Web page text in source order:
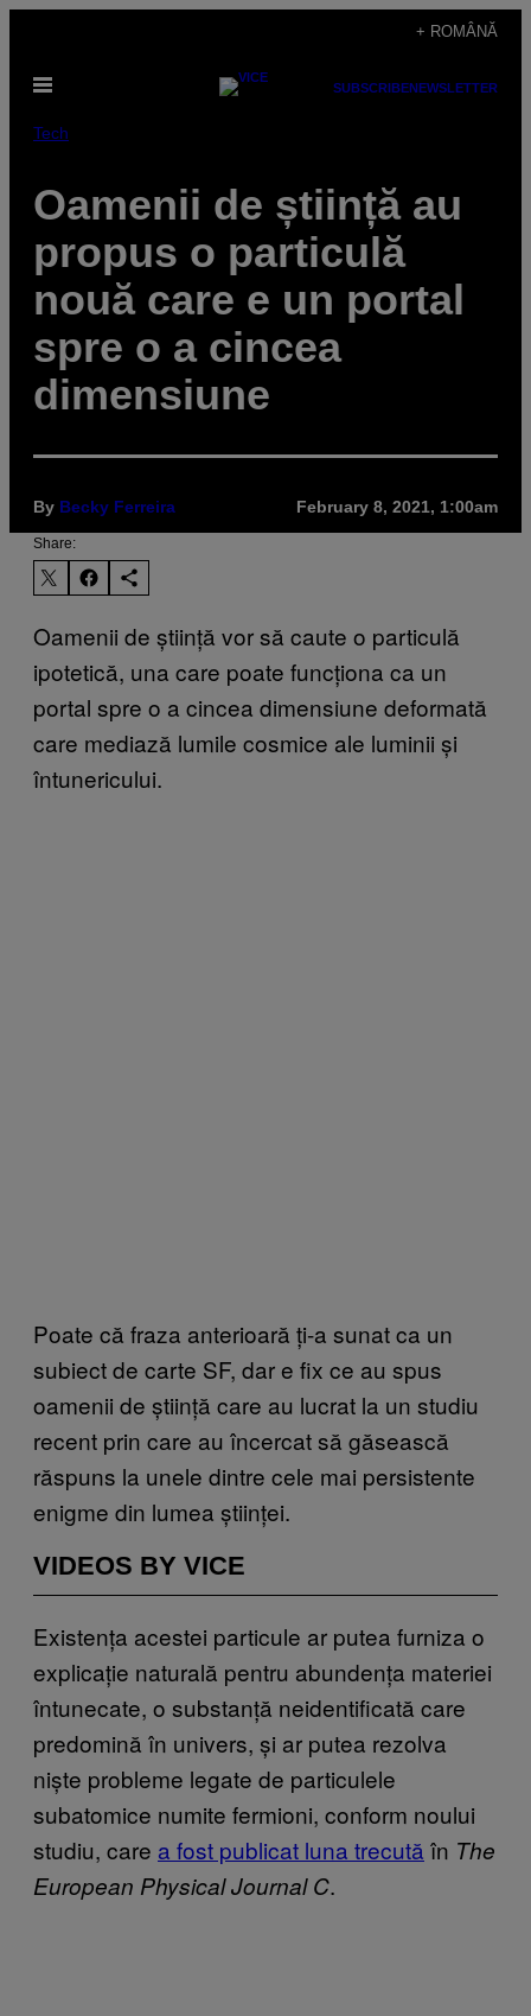
content
+ ROMÂNĂ
Open
SUBSCRIBENEWSLETTER
Tech
Oamenii de știință au
propus o particulă
nouă care e un portal
spre o a cincea
dimensiune
By Becky Ferreira February 8, 2021, 1:00am
Share:
Oamenii de știință vor să caute o particulă
ipotetică, una care poate funcționa ca un
portal spre o a cincea dimensiune deformată
care mediază lumile cosmice ale luminii și
întunericului.
Poate că fraza anterioară ți-a sunat ca un
subiect de carte SF, dar e fix ce au spus
oamenii de știință care au lucrat la un studiu
recent prin care au încercat să găsească
răspuns la unele dintre cele mai persistente
enigme din lumea științei.
VIDEOS BY VICE
Existența acestei particule ar putea furniza o
explicație naturală pentru abundența materiei
întunecate, o substanță neidentificată care
predomină în univers, și ar putea rezolva
niște probleme legate de particulele
subatomice numite fermioni, conform noului
studiu, care a fost publicat luna trecută în The
European Physical Journal C.